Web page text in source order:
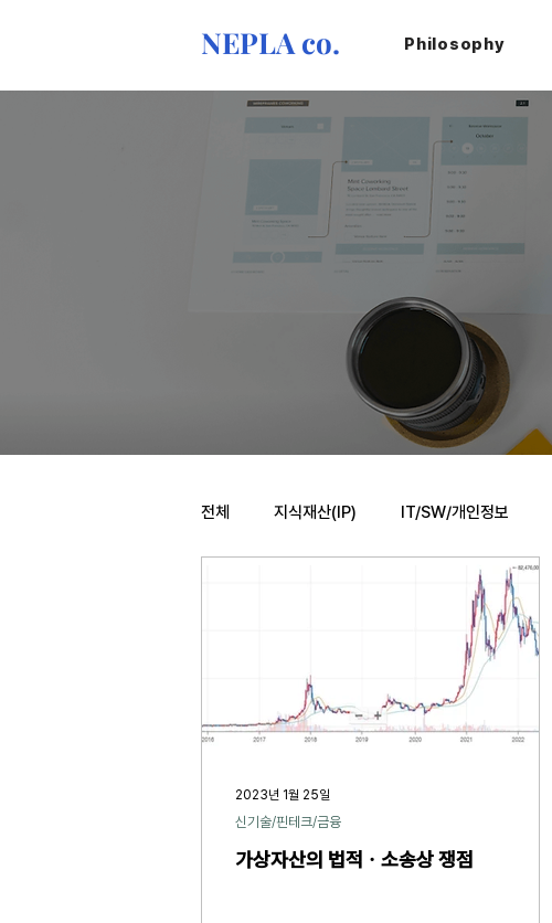
NEPLA co. Philosophy
전체 지식재산(IP) IT/SW/개인정보
헌법
가상자산의 법적ㆍ소송상 쟁점
신기술/핀테크/금융
2023년 1월 25일